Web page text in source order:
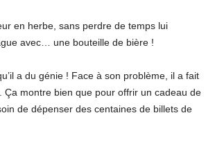
en herbe, sans perdre de temps lui
avec… une bouteille de bière !
a du génie ! Face à son problème, il a fait
Ça montre bien que pour offrir un cadeau de
de dépenser des centaines de billets de